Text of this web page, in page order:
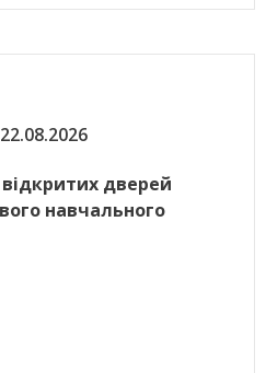
22.08.2026
дверей
навчального